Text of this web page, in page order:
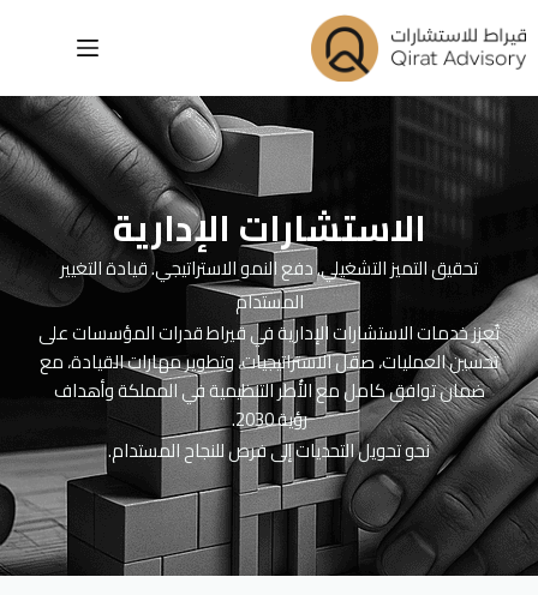
الاستشارات الإدارية
تحقيق التميز التشغيلي. دفع النمو الاستراتيجي. قيادة التغيير
المستدام
تُعزز خدمات الاستشارات الإدارية في قيراط قدرات المؤسسات على
تحسين العمليات، صقل الاستراتيجيات، وتطوير مهارات القيادة، مع
ضمان توافق كامل مع الأُطر التنظيمية في المملكة وأهداف
رؤية 2030.
نحو تحويل التحديات إلى فرص للنجاح المستدام.